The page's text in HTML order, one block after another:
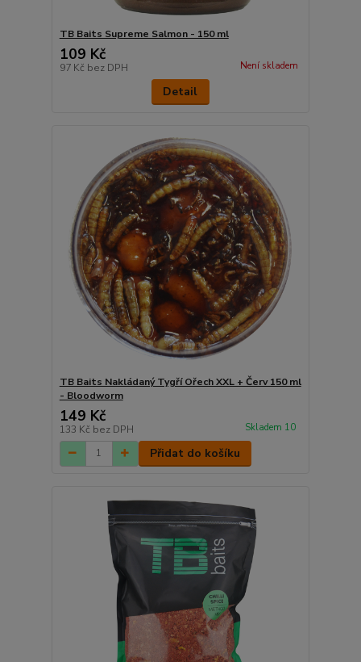
TB Baits Supreme Salmon - 150 ml
109 Kč
97 Kč bez DPH Není skladem
Detail
TB Baits Nakládaný Tygří Ořech XXL + Červ 150 ml
- Bloodworm
149 Kč
133 Kč bez DPH Skladem 10
Přidat do košíku